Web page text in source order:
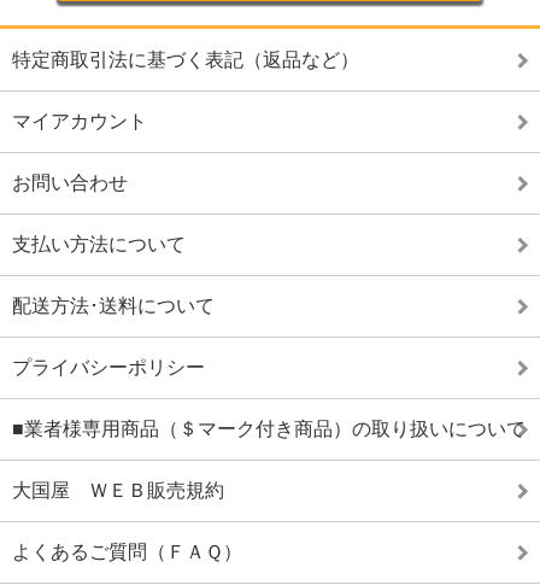
特定商取引法に基づく表記（返品など）
マイアカウント
お問い合わせ
支払い方法について
配送方法･送料について
プライバシーポリシー
■業者様専用商品（＄マーク付き商品）の取り扱いについて
大国屋 ＷＥＢ販売規約
よくあるご質問（ＦＡＱ）